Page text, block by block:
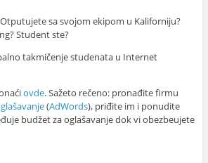
sa svojom ekipom u Kaliforniju?
Student ste?
takmičenje studenata u Internet
ovde. Sažeto rečeno: pronađite firmu
(AdWords), priđite im i ponudite
budžet za oglašavanje dok vi obezbeujete